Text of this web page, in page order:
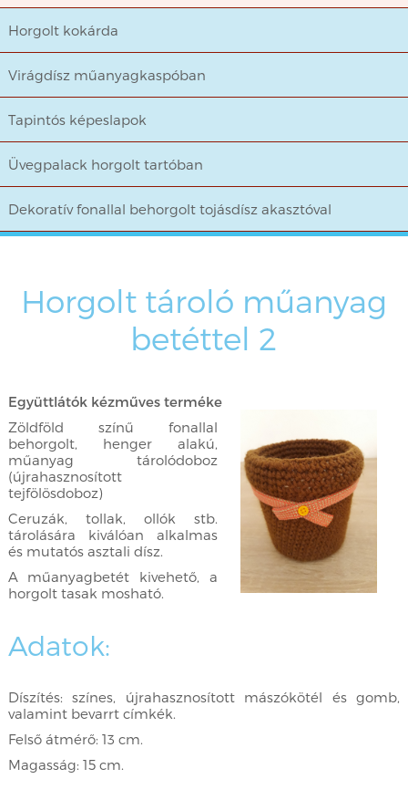
Horgolt tároló műanyag
betéttel 2
Együttlátók kézműves terméke
Zöldföld színű fonallal
behorgolt, henger alakú,
műanyag tárolódoboz
(újrahasznosított
tejfölösdoboz)
Ceruzák, tollak, ollók stb.
tárolására kiválóan alkalmas
és mutatós asztali dísz.
A műanyagbetét kivehető, a
horgolt tasak mosható.
Adatok:
Díszítés: színes, újrahasznosított mászókötél és gomb,
valamint bevarrt címkék.
Felső átmérő: 13 cm.
Magasság: 15 cm.
Horgolt kokárda
Virágdísz műanyagkaspóban
Tapintós képeslapok
Üvegpalack horgolt tartóban
Dekoratív fonallal behorgolt tojásdísz akasztóval